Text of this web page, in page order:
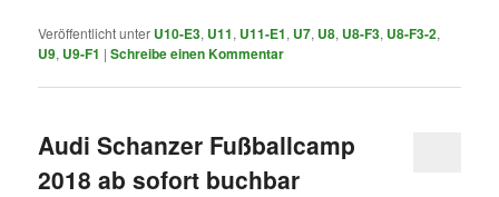
Veröffentlicht unter U10-E3, U11, U11-E1, U7, U8, U8-F3, U8-F3-2,
U9, U9-F1 |Schreibe einen Kommentar
Audi Schanzer Fußballcamp
2018 ab sofort buchbar